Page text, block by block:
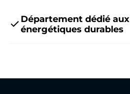
Département dédié
énergétiques durables